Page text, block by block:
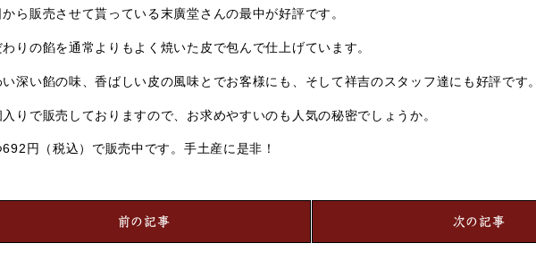
ら販売させて貰っている末廣堂さんの最中が好評です。
りの餡を通常よりもよく焼いた皮で包んで仕上げています。
い深い餡の味、香ばしい皮の風味とでお客様にも、そして祥吉のスタッフ達にも好評です。
入りで販売しておりますので、お求めやすいのも人気の秘密でしょうか。
692円（税込）で販売中です。手土産に是非！
前の記事 次の記事